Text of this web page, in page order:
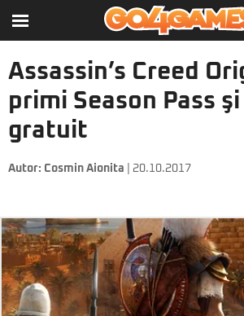
Assassin’s Creed
primi Season Pass
gratuit
Autor: Cosmin Aionita | 20.10.2017